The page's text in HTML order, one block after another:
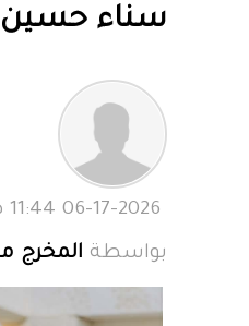
سناء حسين
بواسطة المخرج